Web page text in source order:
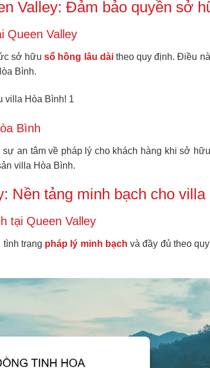
Valley: Đảm bảo quyền sở
Queen Valley
sở hữusổ hồng lâu dàitheo quy định. Điều
Bình.
Bình
an tâm về pháp lý cho khách hàng khi sở
villa Hòa Bình.
Nền tảng minh bạch cho
tại Queen Valley
trạng pháp lý minh bạch và đầy đủ theo